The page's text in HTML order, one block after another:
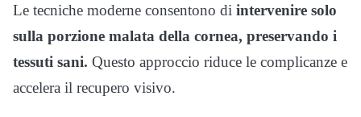
Le tecniche moderne consentono di intervenire solo
sulla porzione malata della cornea, preservando i
tessuti sani. Questo approccio riduce le complicanze e
accelera il recupero visivo.